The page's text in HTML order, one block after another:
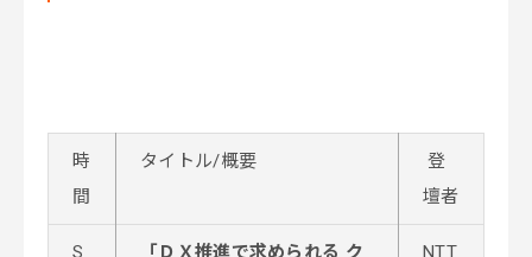
時
間
タイトル/概要
登
壇者
S
「ＤＸ推進で求められる ク
NTT